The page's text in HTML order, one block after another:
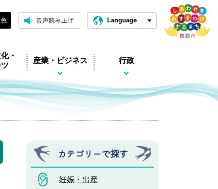
音声読み上げ Language
・
産業・ビジネス 行政
カテゴリーで探す
妊娠・出産